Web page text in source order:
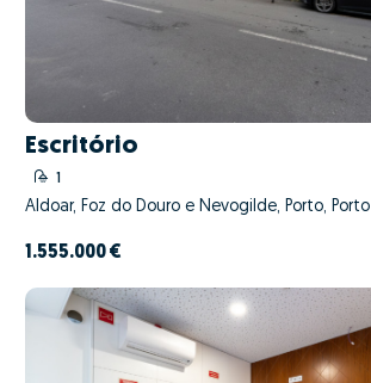
Escritório
1
Aldoar, Foz do Douro e Nevogilde, Porto, Porto
1.555.000 €